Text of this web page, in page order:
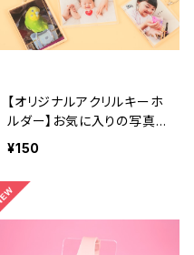
【オリジナルアクリルキーホ
ルダー】お気に入りの写真を
そのままアクキーへ！
¥150